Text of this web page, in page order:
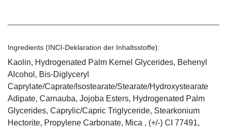
Ingredients (INCI-Deklaration der Inhaltsstoffe):
Kaolin, Hydrogenated Palm Kernel Glycerides, Behenyl
Alcohol, Bis-Diglyceryl
Caprylate/Caprate/Isostearate/Stearate/Hydroxystearate
Adipate, Carnauba, Jojoba Esters, Hydrogenated Palm
Glycerides, Caprylic/Capric Triglyceride, Stearkonium
Hectorite, Propylene Carbonate, Mica , (+/-) CI 77491,